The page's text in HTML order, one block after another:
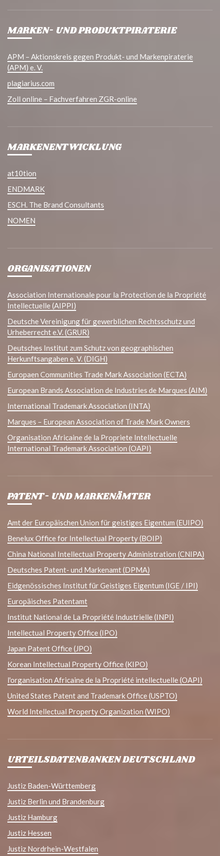
MARKEN- UND PRODUKTPIRATERIE
APM – Aktionskreis gegen Produkt- und Markenpiraterie
(APM) e. V.
plagiarius.com
Zoll online – Fachverfahren ZGR-online
MARKENENTWICKLUNG
at10tion
ENDMARK
ESCH. The Brand Consultants
NOMEN
ORGANISATIONEN
Association Internationale pour la Protection de la Propriété
Intellectuelle (AIPPI)
Deutsche Vereinigung für gewerblichen Rechtsschutz und
Urheberrecht e.V. (GRUR)
Deutsches Institut zum Schutz von geographischen
Herkunftsangaben e. V. (DIGH)
Europaen Communities Trade Mark Association (ECTA)
European Brands Association de Industries de Marques (AIM)
International Trademark Association (INTA)
Marques – European Association of Trade Mark Owners
Organisation Africaine de la Propriete Intellectuelle
International Trademark Association (OAPI)
PATENT- UND MARKENÄMTER
Amt der Europäischen Union für geistiges Eigentum (EUIPO)
Benelux Office for Intellectual Property (BOIP)
China National Intellectual Property Administration (CNIPA)
Deutsches Patent- und Markenamt (DPMA)
Eidgenössisches Institut für Geistiges Eigentum (IGE / IPI)
Europäisches Patentamt
Institut National de La Propriété Industrielle (INPI)
Intellectual Property Office (IPO)
Japan Patent Office (JPO)
Korean Intellectual Property Office (KIPO)
l'organisation Africaine de la Propriété intellectuelle (OAPI)
United States Patent and Trademark Office (USPTO)
World Intellectual Property Organization (WIPO)
URTEILSDATENBANKEN DEUTSCHLAND
Justiz Baden-Württemberg
Justiz Berlin und Brandenburg
Justiz Hamburg
Justiz Hessen
Justiz Nordrhein-Westfalen